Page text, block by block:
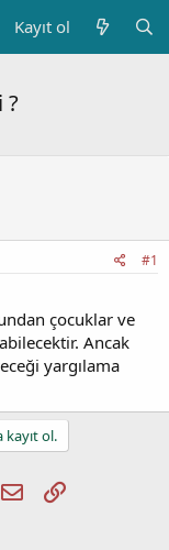
Kayıt ol
?
#1
çocuklar ve
Ancak
yargılama
ol.
E-postaLink